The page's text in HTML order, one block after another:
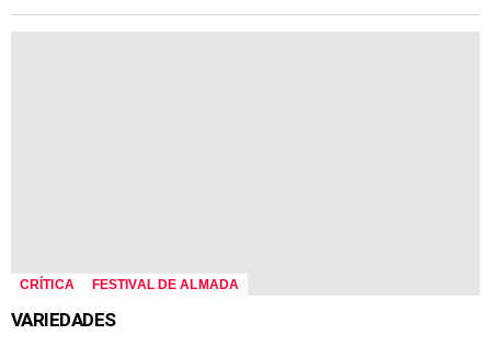
CRÍTICA FESTIVAL DE ALMADA
VARIEDADES